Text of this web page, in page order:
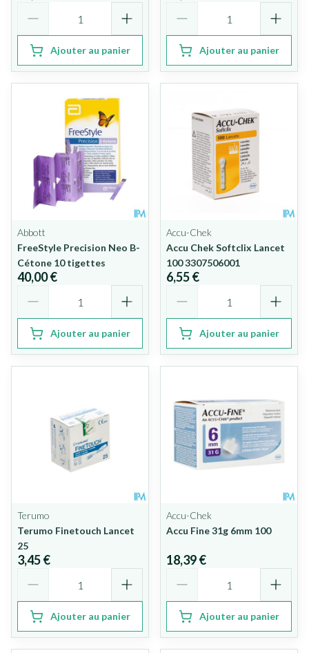
Ajouter au panier Ajouter au panier
Abbott
FreeStyle Precision Neo B-
Cétone 10 tigettes
40,00 €
Ajouter au panier
Accu-Chek
Accu Chek Softclix Lancet
100 3307506001
6,55 €
Ajouter au panier
Terumo
Terumo Finetouch Lancet
25
3,45 €
Ajouter au panier
Accu-Chek
Accu Fine 31g 6mm 100
18,39 €
Ajouter au panier